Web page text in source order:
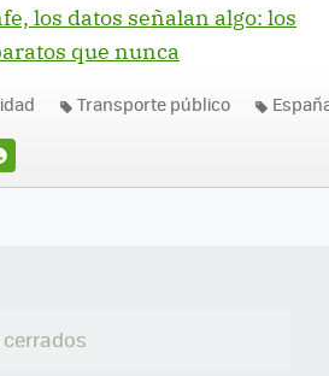
los datos señalan algo: los
que nunca
Transporte público